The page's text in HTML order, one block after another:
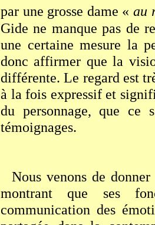
par une grosse dame « au
Gide ne manque pas de
une certaine mesure la
donc affirmer que la
différente. Le regard est
à la fois expressif et
du personnage, que ce
témoignages.
Nous venons de
montrant que ses
communication des